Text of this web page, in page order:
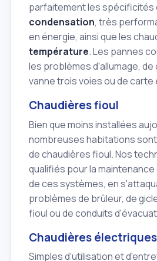
parfaitement les spécificités
condensation, très
en énergie, ainsi que les
température. Les pannes
les problèmes d'allumage, de
vanne trois voies ou de
Chaudières fioul
Bien que moins installées
nombreuses habitations
de chaudières fioul. Nos
qualifiés pour la
de ces systèmes, en
problèmes de brûleur, de
fioul ou de conduits
Chaudières électriques
Simples d'utilisation et